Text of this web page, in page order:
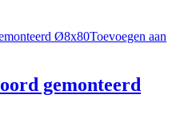
Toevoegen aan
gemonteerd